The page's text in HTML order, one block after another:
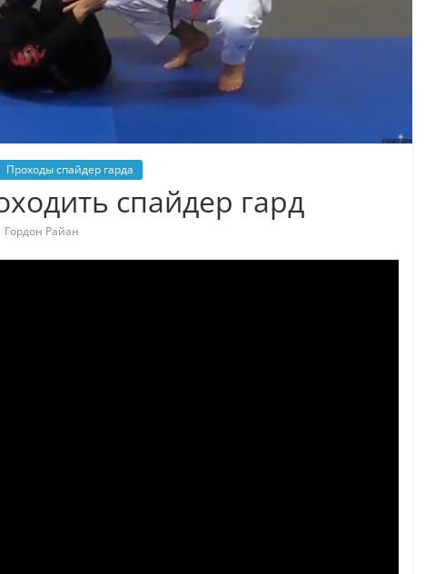
Проходы спайдер гарда
спайдер гард
Гордон Райан